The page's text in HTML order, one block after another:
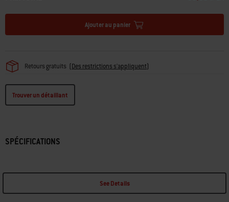
Ajouter au panier
Retours gratuits (Des restrictions s'appliquent)
Trouver un détaillant
SPÉCIFICATIONS
See Details